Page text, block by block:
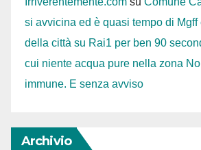
si avvicina ed è quasi tempo di
della città su Rai1 per ben 90
cui niente acqua pure nella zona
immune. E senza avviso
Archivio